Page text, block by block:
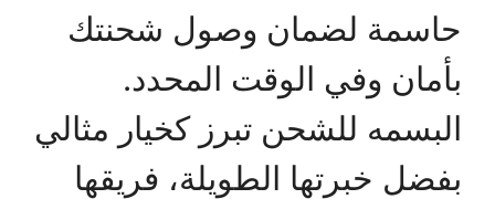
حاسمة لضمان وصول شحنتك
بأمان وفي الوقت المحدد.
البسمه للشحن تبرز كخيار مثالي
بفضل خبرتها الطويلة، فريقها